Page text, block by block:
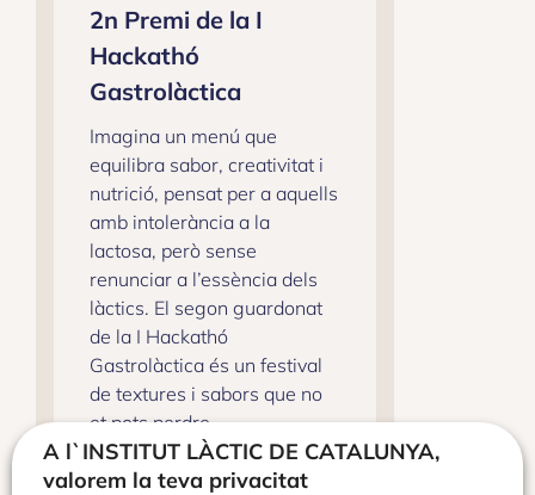
2n Premi de la I
Hackathó
Gastrolàctica
Imagina un menú que
equilibra sabor, creativitat i
nutrició, pensat per a aquells
amb intolerància a la
lactosa, però sense
renunciar a l’essència dels
làctics. El segon guardonat
de la I Hackathó
Gastrolàctica és un festival
de textures i sabors que no
et pots perdre.
A l`INSTITUT LÀCTIC DE CATALUNYA,
valorem la teva privacitat